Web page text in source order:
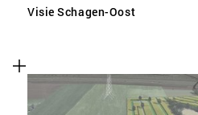
Visie Schagen-Oost